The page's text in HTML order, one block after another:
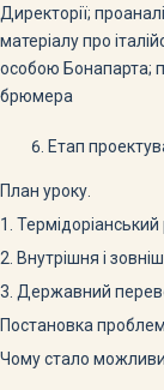
Директорії;
матеріалу про
особою Бонапарта;
брюмера
Етап
План уроку.
1.
2. Внутрішня і
3. Державний
Постановка
Чому стало